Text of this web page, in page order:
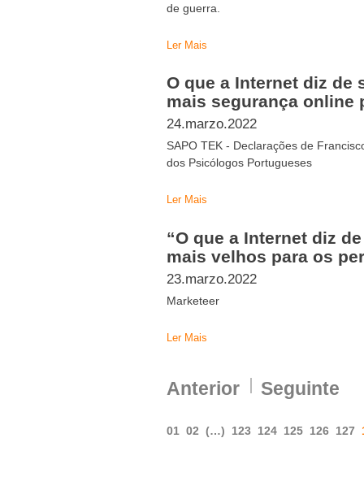
de guerra.
Ler Mais
O que a Internet diz de
mais segurança online
24.marzo.2022
SAPO TEK - Declarações de
dos Psicólogos Portugueses
Ler Mais
“O que a Internet diz
mais velhos para os
23.marzo.2022
Marketeer
Ler Mais
Anterior Seguinte
01 02 (…) 123 124 125 126 127